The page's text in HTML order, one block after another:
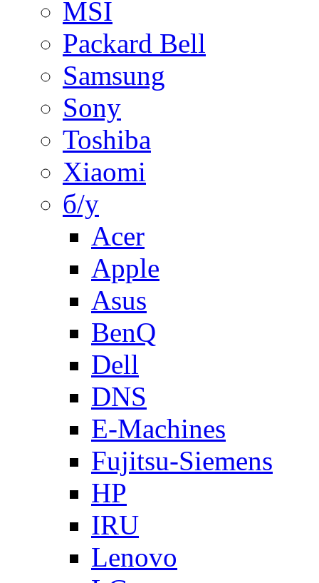
MSI
Packard Bell
Samsung
Sony
Toshiba
Xiaomi
б/у
Acer
Apple
Asus
BenQ
Dell
DNS
E-Machines
Fujitsu-Siemens
HP
IRU
Lenovo